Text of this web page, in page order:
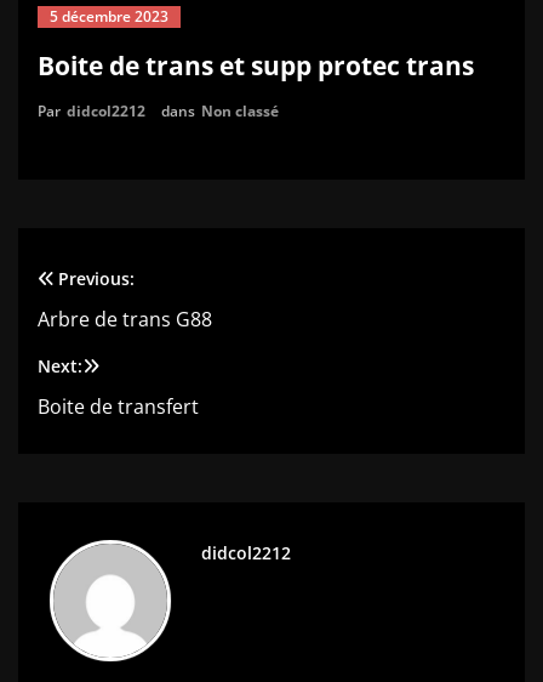
5 décembre 2023
Boite de trans et supp protec trans
Par didcol2212 dans Non classé
Navigation
de
l’article
Previous:
Arbre de trans G88
Next:
Boite de transfert
didcol2212